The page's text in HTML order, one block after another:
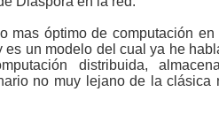
mas óptimo de computación
un modelo del cual ya he
distribuida,
no muy lejano de la